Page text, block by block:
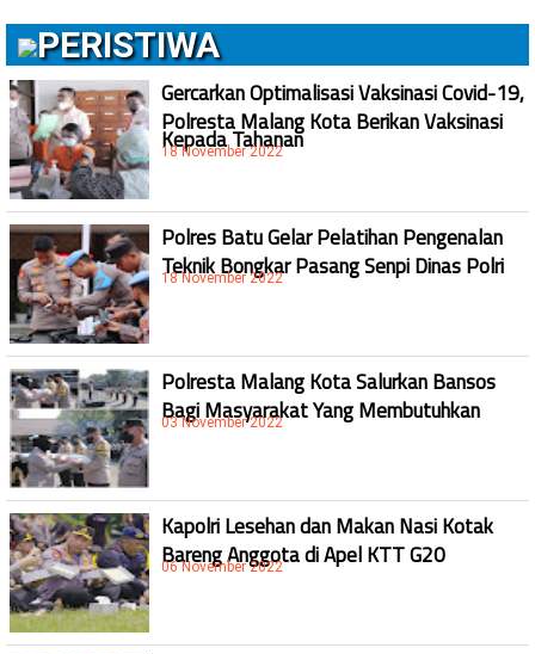
PERISTIWA
Gercarkan Optimalisasi Vaksinasi Covid-19,
Polresta Malang Kota Berikan Vaksinasi
Kepada Tahanan
18 November 2022
Polres Batu Gelar Pelatihan Pengenalan
Teknik Bongkar Pasang Senpi Dinas Polri
18 November 2022
Polresta Malang Kota Salurkan Bansos
Bagi Masyarakat Yang Membutuhkan
03 November 2022
Kapolri Lesehan dan Makan Nasi Kotak
Bareng Anggota di Apel KTT G20
06 November 2022